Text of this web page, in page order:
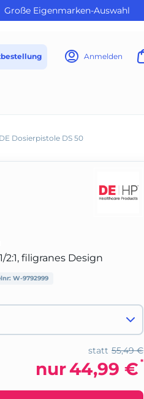
Große Eigenmarken-Auswahl
Anmelden
DE Dosierpistole DS 50
2:1, filigranes Design
W-9792999
55,49 €
statt
nur44,99 € *